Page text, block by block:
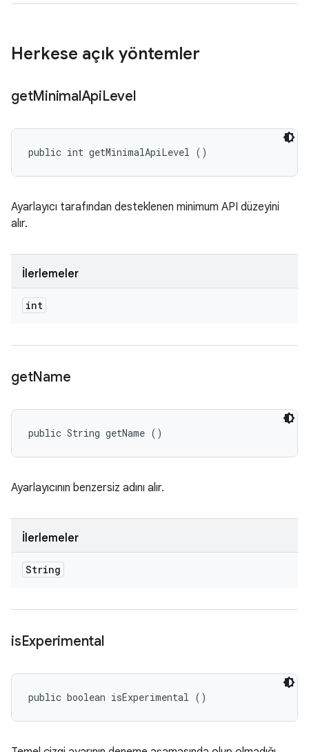
Herkese açık yöntemler
getMinimalApiLevel
public int getMinimalApiLevel ()
Ayarlayıcı tarafından desteklenen minimum API düzeyini
alır.
İlerlemeler
int
getName
public String getName ()
Ayarlayıcının benzersiz adını alır.
İlerlemeler
String
isExperimental
public boolean isExperimental ()